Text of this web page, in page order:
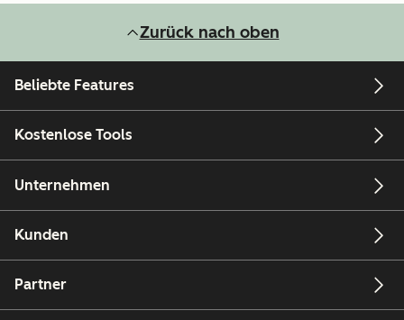
Zurück nach oben
Beliebte Features
Kostenlose Tools
Unternehmen
Kunden
Partner